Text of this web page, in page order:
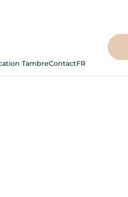
TambreContactFR